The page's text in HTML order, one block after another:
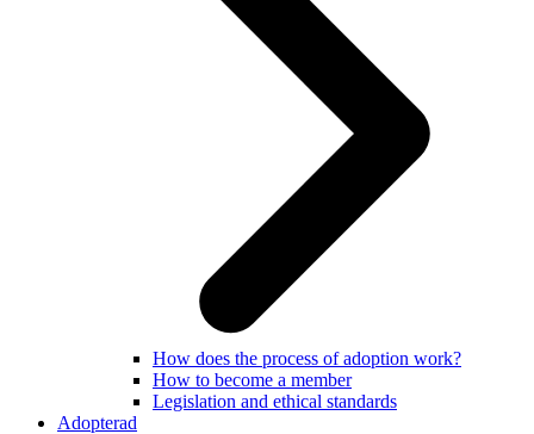
How does the process of adoption work?
How to become a member
Legislation and ethical standards
Adopterad